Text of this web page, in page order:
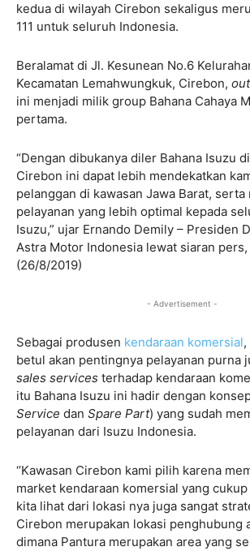
kedua di wilayah Cirebon sekaligus
111 untuk seluruh Indonesia.
Beralamat di Jl. Kesunean No.6
Kecamatan Lemahwungkuk, Cirebon,
ini menjadi milik group Bahana Cahaya
pertama.
“Dengan dibukanya diler Bahana Isuzu
Cirebon ini dapat lebih mendekatkan
pelanggan di kawasan Jawa Barat, serta
pelayanan yang lebih optimal kepada
Isuzu,” ujar Ernando Demily – Presiden
Astra Motor Indonesia lewat siaran pers,
(26/8/2019)
- Advertisement -
Sebagai produsen kendaraan komersial
betul akan pentingnya pelayanan purna
sales services terhadap kendaraan
itu Bahana Isuzu ini hadir dengan
Service dan Spare Part) yang sudah
pelayanan dari Isuzu Indonesia.
‘’Kawasan Cirebon kami pilih karena
market kendaraan komersial yang
kita lihat dari lokasi nya juga sangat
Cirebon merupakan lokasi penghubung
dimana Pantura merupakan area yang